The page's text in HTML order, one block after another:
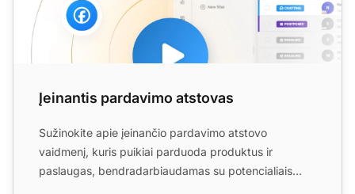
Įeinantis pardavimo atstovas
Sužinokite apie įeinančio pardavimo atstovo
vaidmenį, kuris puikiai parduoda produktus ir
paslaugas, bendradarbiaudamas su potencialiais